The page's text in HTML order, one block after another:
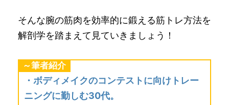
そんな腕の筋肉を効率的に鍛える筋トレ方法を
解剖学を踏まえて見ていきましょう！
～筆者紹介
・ボディメイクのコンテストに向けトレー
ニングに勤しむ30代。